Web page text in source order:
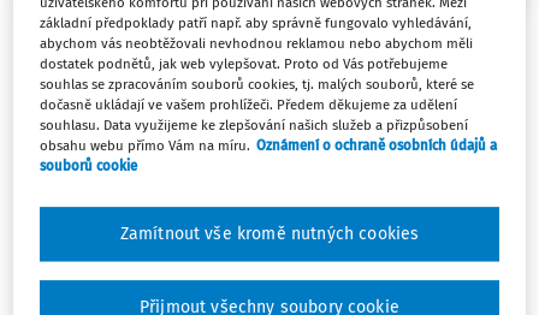
Nejen, co se změnilo od 1. ledna 2026, ale i co se
chystá
Nová profesní rizika – tuberkulóza, lokální svalová
zátěž a další
Kde bývají v praxi problémy – příklady a jejich řešení
náročným profesím z pohledu ochrany veřejného zdraví:
základní předpoklady patří např. aby správně fungovalo vyhledávání,
abychom vás neobtěžovali nevhodnou reklamou nebo abychom měli
dostatek podnětů, jak web vylepšovat. Proto od Vás potřebujeme
souhlas se zpracováním souborů cookies, tj. malých souborů, které se
dočasně ukládají ve vašem prohlížeči. Předem děkujeme za udělení
souhlasu. Data využijeme ke zlepšování našich služeb a přizpůsobení
obsahu webu přímo Vám na míru. Oznámení o ochraně osobních údajů a
souborů cookie
Zamítnout vše kromě nutných cookies
Přijmout všechny soubory cookie